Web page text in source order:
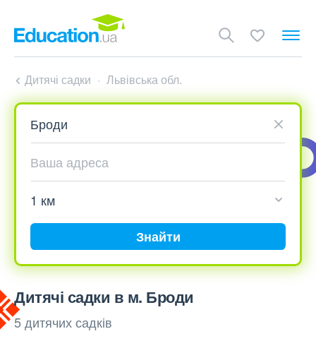
Дитячі садки Львівська обл.
Знайти
Дитячі садки в м. Броди
5 дитячих садків